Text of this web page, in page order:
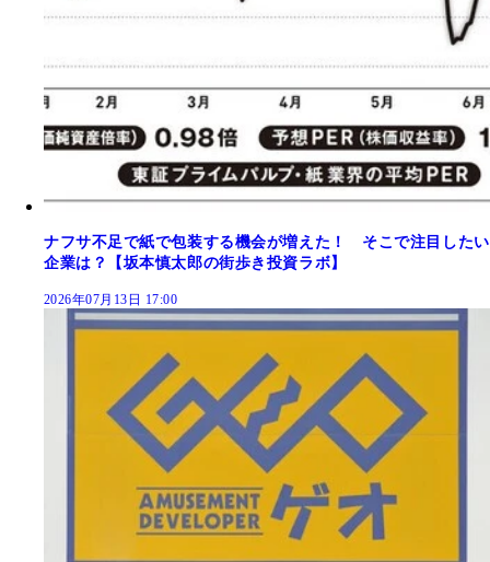
ナフサ不足で紙で包装する機会が増えた！ そこで注目したい
企業は？【坂本慎太郎の街歩き投資ラボ】
2026年07月13日 17:00